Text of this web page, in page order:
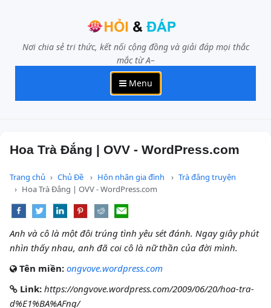
Nơi chia sẻ tri thức, kết nối cộng đồng và giải đáp mọi thắc
mắc từ A–
Menu
Hoa Trà Đắng | OVV - WordPress.com
Trang chủ Chủ Đề Hôn nhân gia đình
Trà đắng truyện
Hoa Trà Đắng | OVV - WordPress.com
Anh và cô là một đôi trúng tình yêu sét đánh. Ngay giây phút
nhìn thấy nhau, anh đã coi cô là nữ thần của đời mình.
Tên miền: ongvove.wordpress.com
Link: https://ongvove.wordpress.com/2009/06/20/hoa-tra-
d%E1%BA%AFng/